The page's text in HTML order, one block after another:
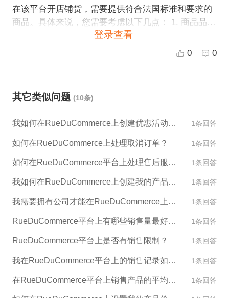
在该平台开店铺货，需要提供符合法国标准和要求的
商品。具体来说，您需要考虑以下几点： 1. 商品品
质：在RueDuCommerce上销售商品必须符合欧盟的
费者购买力，并进行合理定价。 4. 产品文化：在销售
问题。 如果您需要帮助铺货RueDuCommerce，ESG
跨境电商可以提供一站式进口、物流、仓储和营销服
登录查看
0 0
其它类似问题 (10条)
我如何在RueDuCommerce上创建优惠活动和促销？ 1条回答
如何在RueDuCommerce上处理取消订单？ 1条回答
如何在RueDuCommerce平台上处理售后服务？ 1条回答
我如何在RueDuCommerce上创建我的产品目录？ 1条回答
我需要拥有公司才能在RueDuCommerce上出售产品吗？ 1条回答
RueDuCommerce平台上有哪些销售量最好的产品类别？ 1条回答
RueDuCommerce平台上是否有销售限制？ 1条回答
我在RueDuCommerce平台上的销售记录如何影响我的账户评级？ 1条回答
在RueDuCommerce平台上销售产品的平均价格是多少？ 1条回答